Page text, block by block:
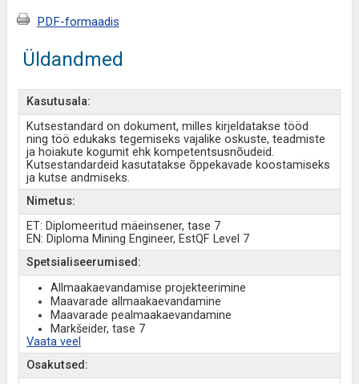
PDF-formaadis
Üldandmed
Kasutusala:
Kutsestandard on dokument, milles kirjeldatakse tööd
ning töö edukaks tegemiseks vajalike oskuste, teadmiste
ja hoiakute kogumit ehk kompetentsusnõudeid.
Kutsestandardeid kasutatakse õppekavade koostamiseks
ja kutse andmiseks.
Nimetus:
ET: Diplomeeritud mäeinsener, tase 7
EN: Diploma Mining Engineer, EstQF Level 7
Spetsialiseerumised:
Allmaakaevandamise projekteerimine
Maavarade allmaakaevandamine
Maavarade pealmaakaevandamine
Markšeider, tase 7
Vaata veel
Osakutsed: